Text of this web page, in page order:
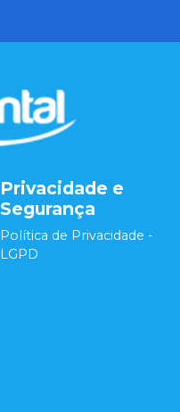
Privacidade e
Segurança
Política de Privacidade -
LGPD